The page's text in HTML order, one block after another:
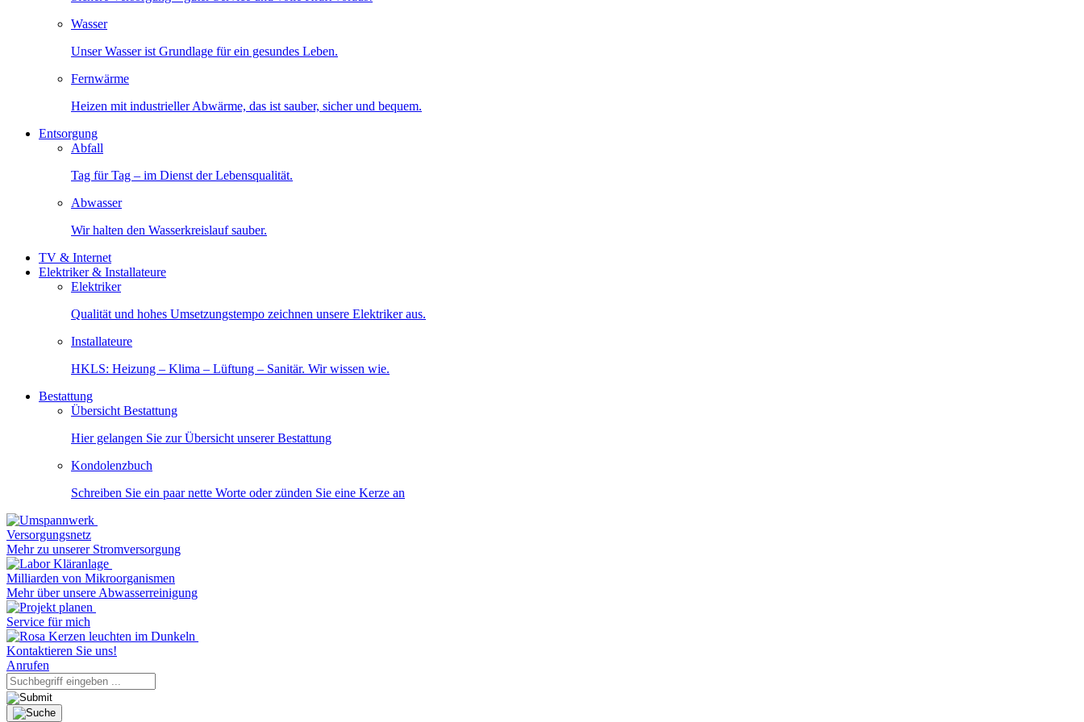
Wasser
Unser Wasser ist Grundlage für ein gesundes Leben.
Fernwärme
Heizen mit industrieller Abwärme, das ist sauber, sicher und bequem.
Entsorgung
Abfall
Tag für Tag – im Dienst der Lebensqualität.
Abwasser
Wir halten den Wasserkreislauf sauber.
TV & Internet
Elektriker & Installateure
Elektriker
Qualität und hohes Umsetzungstempo zeichnen unsere Elektriker aus.
Installateure
HKLS: Heizung – Klima – Lüftung – Sanitär. Wir wissen wie.
Bestattung
Übersicht Bestattung
Hier gelangen Sie zur Übersicht unserer Bestattung
Kondolenzbuch
Schreiben Sie ein paar nette Worte oder zünden Sie eine Kerze an
Versorgungsnetz
Mehr zu unserer Stromversorgung
Milliarden von Mikroorganismen
Mehr über unsere Abwasserreinigung
Service für mich
Kontaktieren Sie uns!
Anrufen